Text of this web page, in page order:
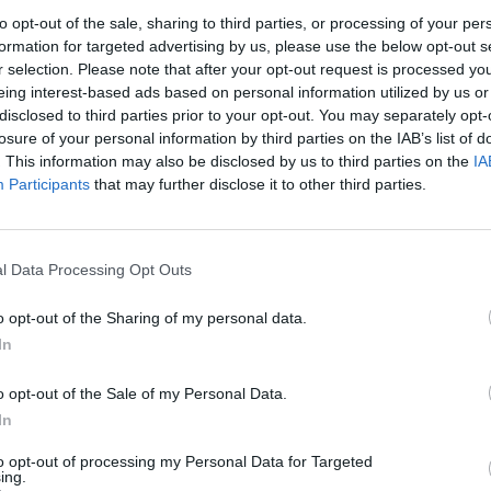
opt-out of the sale, sharing to third parties, or processing of your
for targeted advertising by us, please use the below opt-out
selection. Please note that after your opt-out request is processed
interest-based ads based on personal information utilized by us
to third parties prior to your opt-out. You may separately
of your personal information by third parties on the IAB’s list of
This information may also be disclosed by us to third parties on the
Participants that may further disclose it to other third parties.
Data Processing Opt Outs
opt-out of the Sharing of my personal data.
opt-out of the Sale of my Personal Data.
opt-out of processing my Personal Data for Targeted
de la caída del último año, Catalunya cerró el
exportaciones crecieron un 6,5%, hasta los
exportaciones se han situado en los 274.597,5
en comparación a 2019. La principal
sido en diciembre, cuando las ventas en
superiores que en el año pasado, mientras
Xiana Méndez
, ha detallado que las cifras
países europeos, pero inferiores a las de
Las únicas contribuciones positivas de las
bebidas y tabaco, que han aumentado
más han bajado son los productos
puntos; los bienes de equipos, con 2,6 puntos